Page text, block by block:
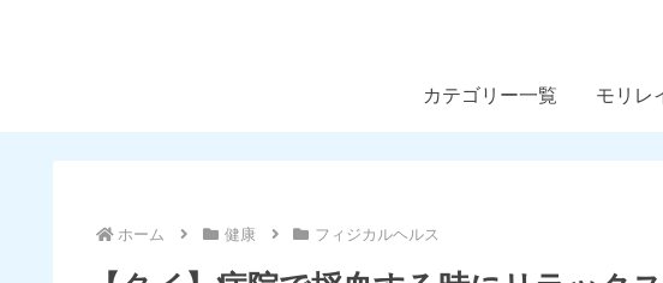
カテゴリー一覧 モリレ
ホーム 健康 フィジカルヘルス